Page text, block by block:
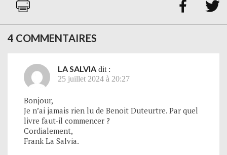
 
4 COMMENTAIRES
LA SALVIA dit :
25 juillet 2024 à 20:27
Bonjour,
Je n’ai jamais rien lu de Benoit Duteurtre. Par quel
livre faut-il commencer ?
Cordialement,
Frank La Salvia.